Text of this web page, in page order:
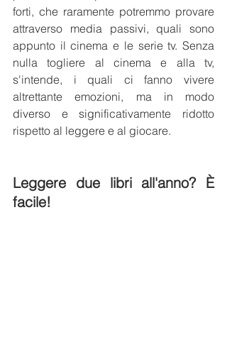
forti, che raramente potremmo provare
attraverso media passivi, quali sono
appunto il cinema e le serie tv. Senza
nulla togliere al cinema e alla tv,
s'intende, i quali ci fanno vivere
altrettante emozioni, ma in modo
diverso e significativamente ridotto
rispetto al leggere e al giocare.
Leggere due libri all'anno? È
facile!